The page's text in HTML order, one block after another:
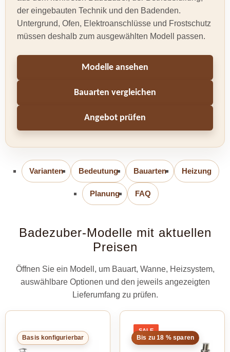
der eingebauten Technik und den Badenden.
Untergrund, Ofen, Elektroanschlüsse und Frostschutz
müssen deshalb zum ausgewählten Modell passen.
Modelle ansehen
Bauarten vergleichen
Angebot prüfen
Varianten Bedeutung Bauarten Heizung
Planung FAQ
Badezuber-Modelle mit aktuellen
Preisen
Öffnen Sie ein Modell, um Bauart, Wanne, Heizsystem,
auswählbare Optionen und den jeweils angezeigten
Lieferumfang zu prüfen.
Basis konfigurierbar
SALEPRODUCT
ON
SALE
Bis zu 18 % sparen